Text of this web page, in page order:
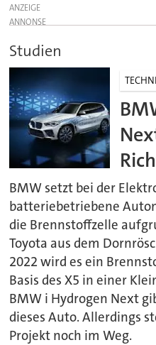
ANZEIGE
Studien
BMW setzt bei der
batteriebetriebene
die Brennstoffzelle
Toyota aus dem
2022 wird es ein
Basis des X5 in einer
BMW i Hydrogen Next
dieses Auto. Allerdings
Projekt noch im Weg.